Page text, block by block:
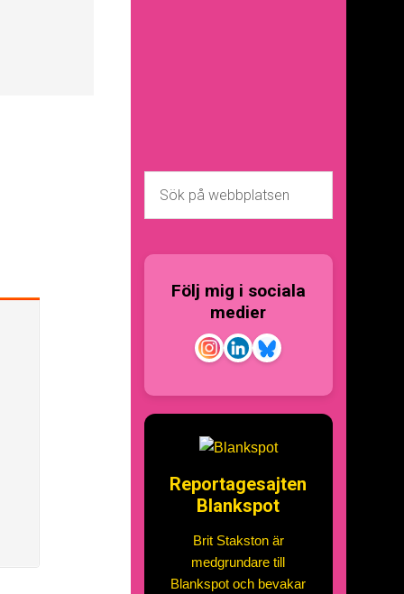
Följ mig i sociala
medier
Reportagesajten
Blankspot
Brit Stakston är
medgrundare till
Blankspot och bevakar